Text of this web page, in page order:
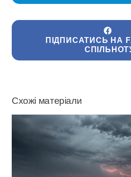
ПІДПИСАТИСЬ НА
Схожі матеріали